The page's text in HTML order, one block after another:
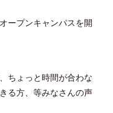
ープンキャンパスを開
ちょっと時間が合わな
る方、等みなさんの声